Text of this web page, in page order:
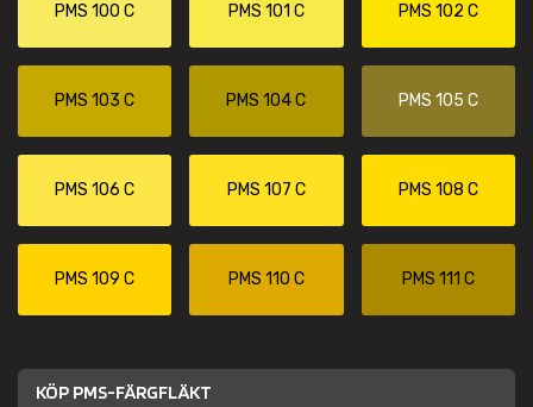
PMS 100 C PMS 101 C PMS 102 C
PMS 103 C PMS 104 C PMS 105 C
PMS 106 C PMS 107 C PMS 108 C
PMS 109 C PMS 110 C PMS 111 C
KÖP PMS-FÄRGFLÄKT